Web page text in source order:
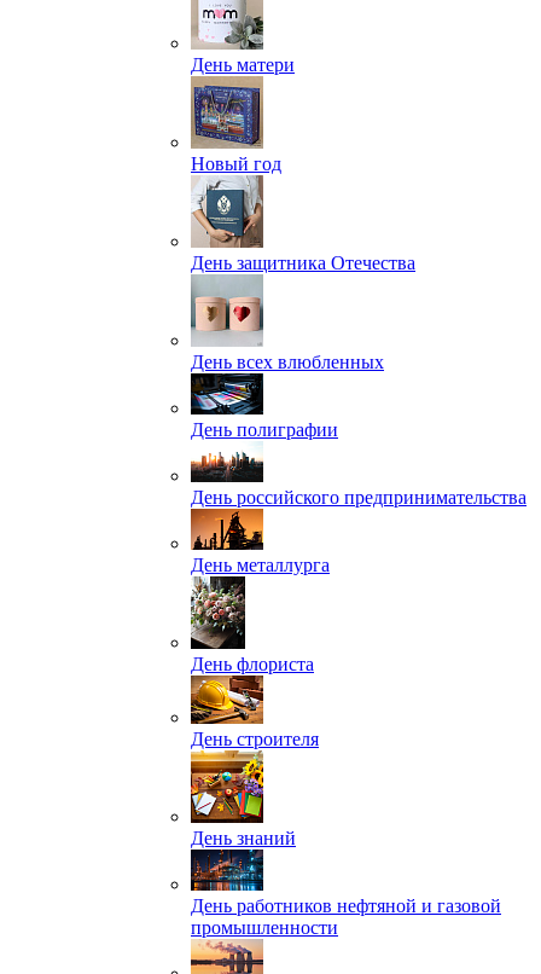
День матери
Новый год
День защитника Отечества
День всех влюбленных
День полиграфии
День российского предпринимательства
День металлурга
День флориста
День строителя
День знаний
День работников нефтяной и газовой
промышленности